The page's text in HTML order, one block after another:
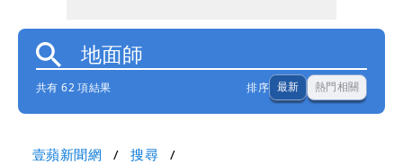
共有 62 項結果 排序 最新 熱門相關
壹蘋新聞網 搜尋